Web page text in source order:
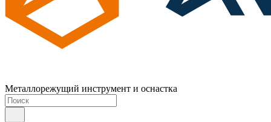
Металлорежущий инструмент и оснастка